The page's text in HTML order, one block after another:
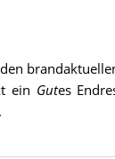
ein Gutes